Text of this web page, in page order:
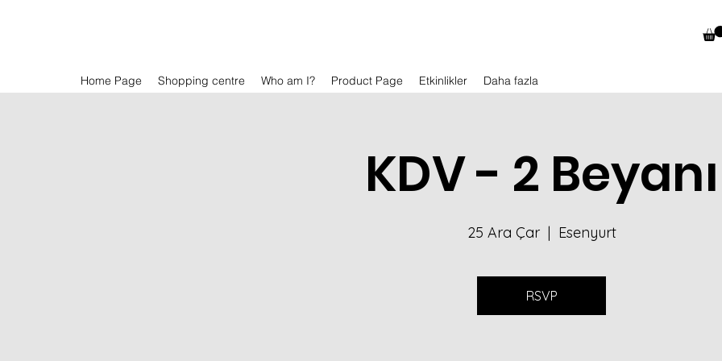
Home Page Shopping centre Who am I? Product Page Etkinlikler Daha fazla
KDV - 2 Beyanı
25 Ara Çar
  |
Esenyurt
RSVP